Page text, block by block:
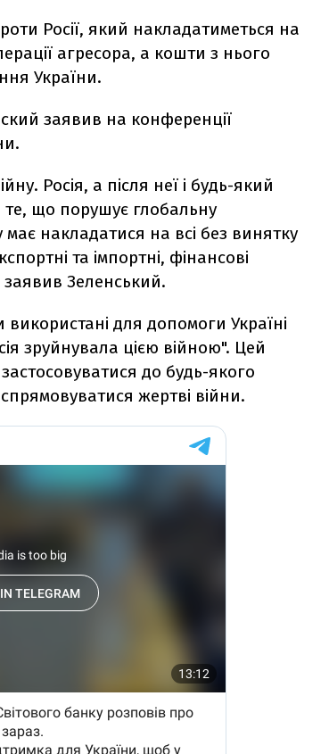
Росії, який накладатиметься на
агресора, а кошти з нього
України.
заявив на конференції
Росія, а після неї і будь-який
що порушує глобальну
має накладатися на всі без винятку
та імпортні, фінансові
заявив Зеленський.
для допомоги Україні
зруйнувала цією війною". Цей
до будь-якого
жертві війни.